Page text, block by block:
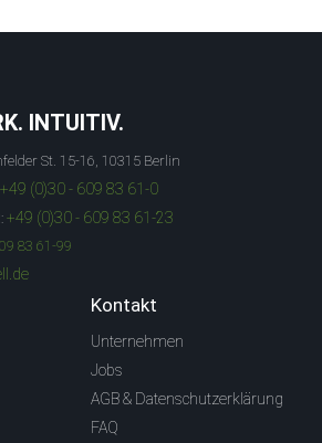
INTUITIV.
St. 15-16, 10315 Berlin
+49 (0)30 - 609 83 61-0
+49 (0)30 - 609 83 61-23
83 61-99
Kontakt
Unternehmen
Jobs
AGB & Datenschutzerklärung
FAQ